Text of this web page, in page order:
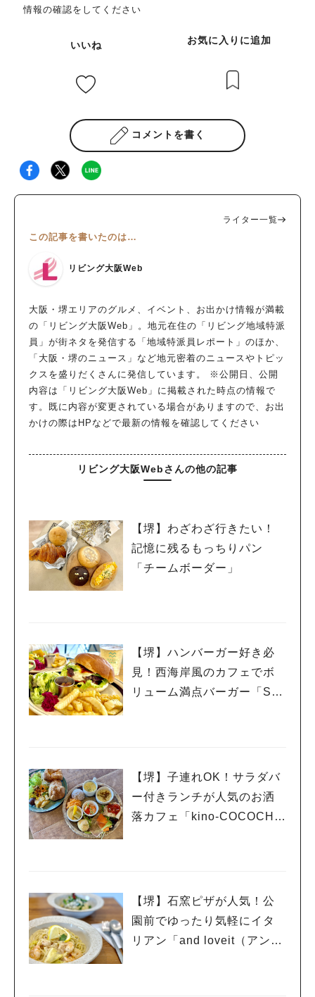
情報の確認をしてください
いいね お気に入りに追加
コメントを書く
ライター一覧
この記事を書いたのは…
リビング大阪Web
大阪・堺エリアのグルメ、イベント、お出かけ情報が満載
の「リビング大阪Web」。地元在住の「リビング地域特派
員」が街ネタを発信する「地域特派員レポート」のほか、
「大阪・堺のニュース」など地元密着のニュースやトピッ
クスを盛りだくさんに発信しています。 ※公開日、公開
内容は「リビング大阪Web」に掲載された時点の情報で
す。既に内容が変更されている場合がありますので、お出
かけの際はHPなどで最新の情報を確認してください
リビング大阪Webさんの他の記事
【堺】わざわざ行きたい！
記憶に残るもっちりパン
「チームボーダー」
【堺】ハンバーガー好き必
見！西海岸風のカフェでボ
リューム満点バーガー「SE
【堺】子連れOK！サラダバ
ー付きランチが人気のお洒
落カフェ「kino-COCOCHI
【堺】石窯ピザが人気！公
園前でゆったり気軽にイタ
リアン「and loveit（アンド